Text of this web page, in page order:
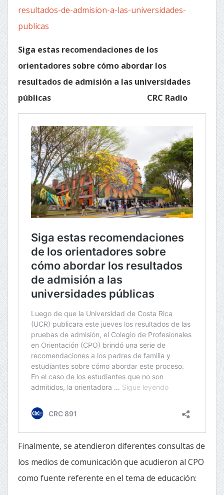
resultados-de-admision-a-las-universidades-
publicas
Siga estas recomendaciones de los
orientadores sobre cómo abordar los
resultados de admisión a las universidades
públicas CRC Radio
Finalmente, se atendieron diferentes consultas de
los medios de comunicación que acudieron al CPO
como fuente referente en el tema de educación: